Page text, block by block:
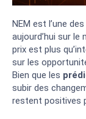
NEM est l’une
aujourd’hui sur
prix est plus
sur les
Bien que les
subir des
restent positives